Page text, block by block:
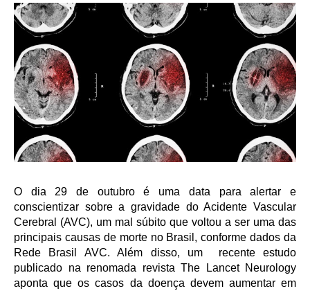
O dia 29 de outubro é uma data para alertar e
conscientizar sobre a gravidade do Acidente Vascular
Cerebral (AVC), um mal súbito que voltou a ser uma das
principais causas de morte no Brasil, conforme dados da
Rede Brasil AVC. Além disso, um recente estudo
publicado na renomada revista The Lancet Neurology
aponta que os casos da doença devem aumentar em